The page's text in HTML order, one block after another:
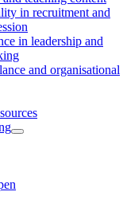
in recruitment and
in leadership and
and organisational